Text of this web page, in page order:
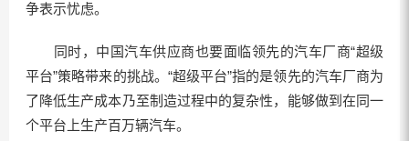
争表示忧虑。
同时，中国汽车供应商也要面临领先的汽车厂商“超级
平台”策略带来的挑战。“超级平台”指的是领先的汽车厂商为
了降低生产成本乃至制造过程中的复杂性，能够做到在同一
个平台上生产百万辆汽车。